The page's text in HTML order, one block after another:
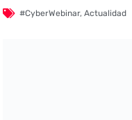
#CyberWebinar,Actualidad